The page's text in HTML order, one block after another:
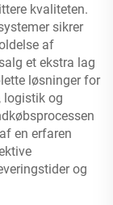
kvaliteten.
sikrer
af
et ekstra lag
løsninger for
logistik og
en erfaren
og